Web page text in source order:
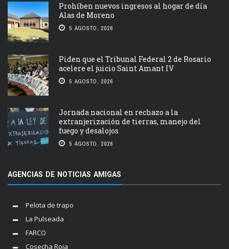
Prohíben nuevos ingresos al hogar de día
Alas de Moreno
5 AGOSTO, 2026
Piden que el Tribunal Federal 2 de Rosario
acelere el juicio Saint Amant IV
5 AGOSTO, 2026
Jornada nacional en rechazo a la
extranjerización de tierras, manejo del
fuego y desalojos
5 AGOSTO, 2026
AGENCIAS DE NOTICIAS AMIGAS
Pelota de trapo
La Pulseada
FARCO
Cosecha Roja